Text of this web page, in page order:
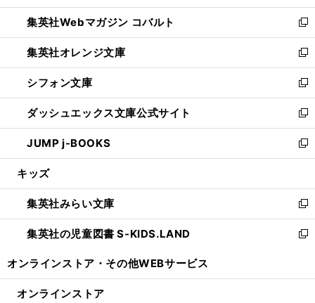
開
く
ウ
で
開
く
ン
ド
ウ
で
開
く
ウ
ィ
ン
ド
ウ
で
開
く
集英社Webマガジン コバルト
新
し
い
ウ
ィ
ン
ド
ウ
で
開
集英社オレンジ文庫
新
し
い
ウ
ィ
ン
ド
ウ
開
く
シフォン文庫
新
し
い
ウ
ィ
ン
ウ
で
開
く
ダッシュエックス文庫公式サイト
新
し
い
ウ
ン
ド
ウ
で
JUMP j-BOOKS
新
し
ウ
ィ
ン
ド
開
キッズ
集英社みらい文庫
新
し
い
ン
集英社の児童図書 S-KIDS.LAND
新
ウ
オンラインストア・ その他WEBサービス
オンラインストア